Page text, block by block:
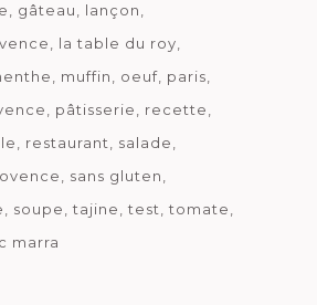
gâteau
lançon
la table du roy
muffin oeuf paris
pâtisserie
recette
restaurant
salade
sans gluten
soupe tajine test
tomate
marra